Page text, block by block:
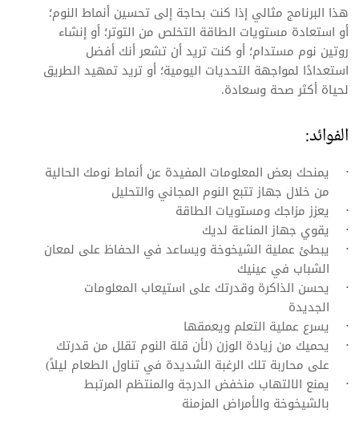
هذا البرنامج مثالي إذا كنت بحاجة إلى تحسين أنماط النوم؛
أو استعادة مستويات الطاقة التخلص من التوتر؛ أو إنشاء
روتين نوم مستدام؛ أو كنت تريد أن تشعر أنك أفضل
استعدادًا لمواجهة التحديات اليومية؛ أو تريد تمهيد الطريق
لحياة أكثر صحة وسعادة.
الفوائد:
يمنحك بعض المعلومات المفيدة عن أنماط نومك الحالية
من خلال جهاز تتبع النوم المجاني والتحليل
يعزز مزاجك ومستويات الطاقة
يقوي جهاز المناعة لديك
يبطئ عملية الشيخوخة ويساعد في الحفاظ على لمعان
الشباب في عينيك
يحسن الذاكرة وقدرتك على استيعاب المعلومات
الجديدة
يسرع عملية التعلم ويعمقها
يحميك من زيادة الوزن (لأن قلة النوم تقلل من قدرتك
على محاربة تلك الرغبة الشديدة في تناول الطعام ليلاً)
يمنع الالتهاب منخفض الدرجة والمنتظم المرتبط
بالشيخوخة والأمراض المزمنة